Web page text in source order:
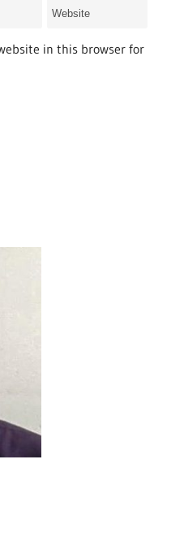
in this browser for